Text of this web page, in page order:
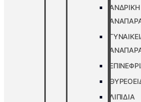
ΑΝΔΡΙΚΗ
ΛΙΠΙΔΙΑ